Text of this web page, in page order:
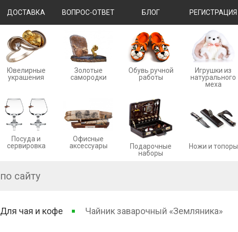
ДОСТАВКА ВОПРОС-ОТВЕТ БЛОГ РЕГИСТРАЦИЯ
Ювелирные
украшения
Золотые
cамородки
Обувь ручной
работы
Игрушки из
натурального
меха
Посуда и
сервировка
Офисные
аксессуары
Подарочные
наборы
Ножи и топоры
Для чая и кофе Чайник заварочный «Земляника»